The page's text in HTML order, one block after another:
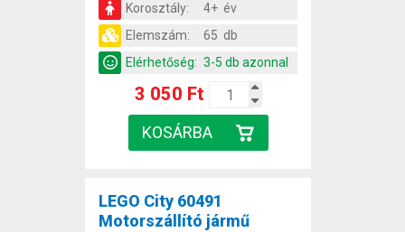
Korosztály:
4+ év
Elemszám:
65 db
Elérhetőség: 3-5 db azonnal
3 050 Ft
LEGO City 60491
Motorszállító jármű